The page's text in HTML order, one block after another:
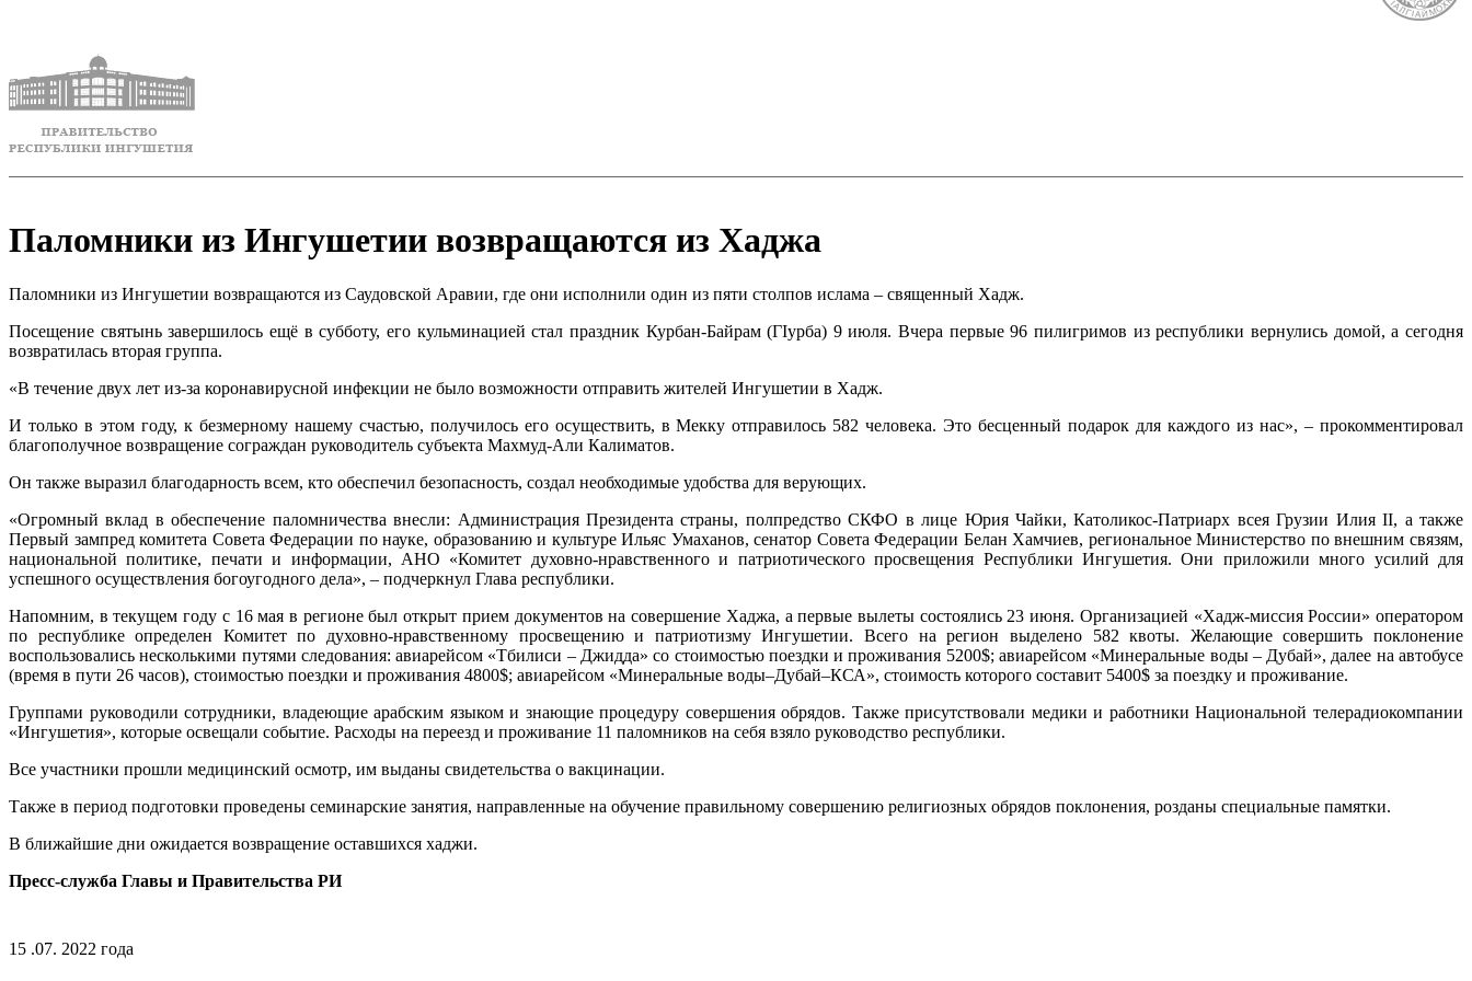
Паломники из Ингушетии возвращаются из Хаджа
Паломники из Ингушетии возвращаются из Саудовской Аравии, где они исполнили один из пяти столпов ислама – священный Хадж.
Посещение святынь завершилось ещё в субботу, его кульминацией стал праздник Курбан-Байрам (ГIурба) 9 июля. Вчера первые 96 пилигримов из республики вернулись домой, а сегодня
возвратилась вторая группа.
«В течение двух лет из-за коронавирусной инфекции не было возможности отправить жителей Ингушетии в Хадж.
И только в этом году, к безмерному нашему счастью, получилось его осуществить, в Мекку отправилось 582 человека. Это бесценный подарок для каждого из нас», – прокомментировал
благополучное возвращение сограждан руководитель субъекта Махмуд-Али Калиматов.
Он также выразил благодарность всем, кто обеспечил безопасность, создал необходимые удобства для верующих.
«Огромный вклад в обеспечение паломничества внесли: Администрация Президента страны, полпредство СКФО в лице Юрия Чайки, Католикос-Патриарх всея Грузии Илия II, а также
Первый зампред комитета Совета Федерации по науке, образованию и культуре Ильяс Умаханов, сенатор Совета Федерации Белан Хамчиев, региональное Министерство по внешним связям,
национальной политике, печати и информации, АНО «Комитет духовно-нравственного и патриотического просвещения Республики Ингушетия. Они приложили много усилий для
успешного осуществления богоугодного дела», – подчеркнул Глава республики.
Напомним, в текущем году с 16 мая в регионе был открыт прием документов на совершение Хаджа, а первые вылеты состоялись 23 июня. Организацией «Хадж-миссия России» оператором
по республике определен Комитет по духовно-нравственному просвещению и патриотизму Ингушетии. Всего на регион выделено 582 квоты. Желающие совершить поклонение
воспользовались несколькими путями следования: авиарейсом «Тбилиси – Джидда» со стоимостью поездки и проживания 5200$; авиарейсом «Минеральные воды – Дубай», далее на автобусе
(время в пути 26 часов), стоимостью поездки и проживания 4800$; авиарейсом «Минеральные воды–Дубай–КСА», стоимость которого составит 5400$ за поездку и проживание.
Группами руководили сотрудники, владеющие арабским языком и знающие процедуру совершения обрядов. Также присутствовали медики и работники Национальной телерадиокомпании
«Ингушетия», которые освещали событие. Расходы на переезд и проживание 11 паломников на себя взяло руководство республики.
Все участники прошли медицинский осмотр, им выданы свидетельства о вакцинации.
Также в период подготовки проведены семинарские занятия, направленные на обучение правильному совершению религиозных обрядов поклонения, розданы специальные памятки.
В ближайшие дни ожидается возвращение оставшихся хаджи.
Пресс-служба Главы и Правительства РИ
15 .07. 2022 года